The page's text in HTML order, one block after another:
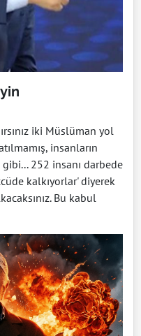
iki Müslüman yol
insanların
252 insanı darbede
kalkıyorlar' diyerek
Bu kabul